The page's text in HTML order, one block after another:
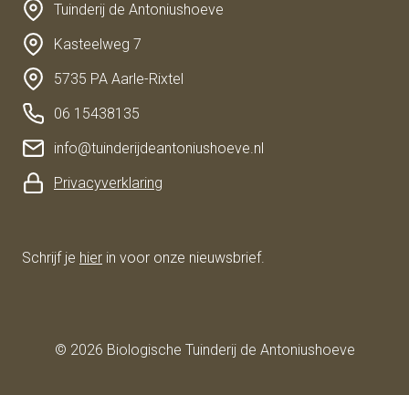
Tuinderij de Antoniushoeve
Kasteelweg 7
5735 PA Aarle-Rixtel
06 15438135
info@tuinderijdeantoniushoeve.nl
Privacyverklaring
Schrijf je hier in voor onze nieuwsbrief.
© 2026 Biologische Tuinderij de Antoniushoeve